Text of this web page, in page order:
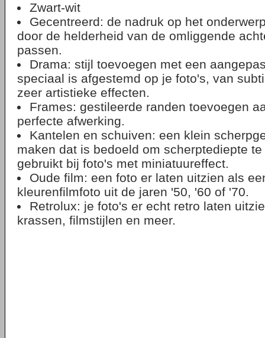
Zwart-wit
Gecentreerd: de nadruk op het
door de helderheid van de omliggende
passen.
Drama: stijl toevoegen met een
speciaal is afgestemd op je foto's, van
zeer artistieke effecten.
Frames: gestileerde randen toevoegen
perfecte afwerking.
Kantelen en schuiven: een klein
maken dat is bedoeld om scherptediepte
gebruikt bij foto's met miniatuureffect.
Oude film: een foto er laten uitzien als
kleurenfilmfoto uit de jaren '50, '60 of '70.
Retrolux: je foto's er echt retro laten
krassen, filmstijlen en meer.